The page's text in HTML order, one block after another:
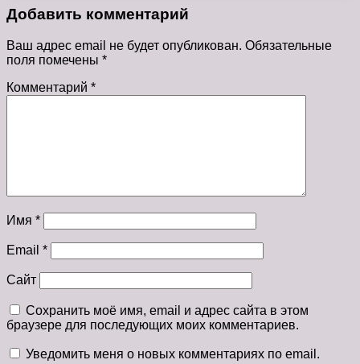
Добавить комментарий
Ваш адрес email не будет опубликован. Обязательные
поля помечены *
Комментарий *
Имя *
Email *
Сайт
Сохранить моё имя, email и адрес сайта в этом
браузере для последующих моих комментариев.
Уведомить меня о новых комментариях по email.